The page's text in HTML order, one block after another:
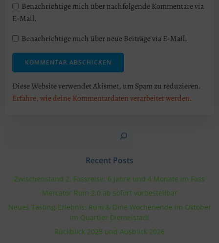
Benachrichtige mich über nachfolgende Kommentare via
E-Mail.
Benachrichtige mich über neue Beiträge via E-Mail.
Diese Website verwendet Akismet, um Spam zu reduzieren.
Erfahre, wie deine Kommentardaten verarbeitet werden.
Suchen
Recent Posts
Zwischenstand 2. Fassreise: 6 Jahre und 4 Monate im Fass
Mercator Rum 2.0 ab sofort vorbestellbar
Neues Tasting-Erlebnis: Rum & Dine Wochenende im Oktober
im Quartier Diemelstadt
Rückblick 2025 und Ausblick 2026